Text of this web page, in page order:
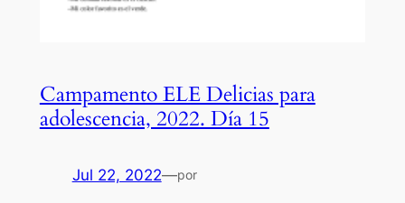
Campamento ELE Delicias para
adolescencia, 2022. Día 15
Jul 22, 2022—por